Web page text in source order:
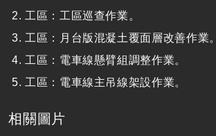
工區：工區巡查作業。
工區：月台版混凝土覆面層改善作業。
工區：電車線懸臂組調整作業。
工區：電車線主吊線架設作業。
相關圖片